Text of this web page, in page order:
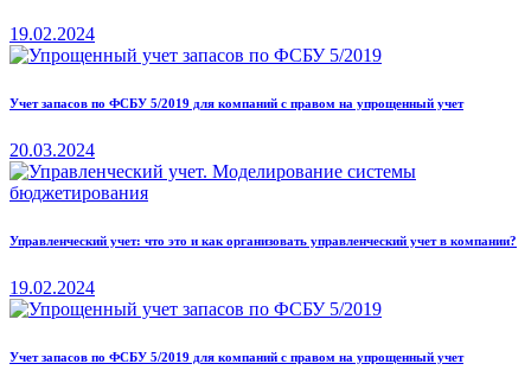
19.02.2024
Учет запасов по ФСБУ 5/2019 для компаний с правом на упрощенный учет
20.03.2024
Управленческий учет: что это и как организовать управленческий учет в компании?
19.02.2024
Учет запасов по ФСБУ 5/2019 для компаний с правом на упрощенный учет